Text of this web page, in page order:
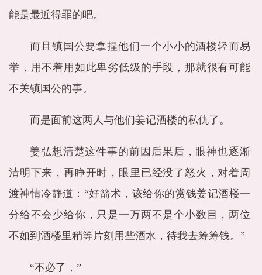
能是最近得罪的吧。
而且镇国公要拿捏他们一个小小的酒楼轻而易
举，用不着用如此卑劣低级的手段，那就很有可能
不关镇国公的事。
而是面前这两人与他们姜记酒楼的私仇了。
姜弘想清楚这件事的前因后果后，眼神也逐渐
清明下来，再睁开时，眼里已经没了怒火，对着周
渡神情冷静道：“好箭术，该给你的赏钱姜记酒楼一
分给不会少给你，只是一万两不是个小数目，两位
不如到酒楼里稍等片刻用些酒水，待我去筹筹钱。”
“不必了，”